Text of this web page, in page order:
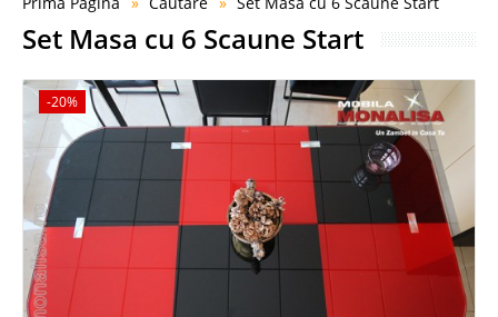
Set Masa cu 6 Scaune Start
-20%